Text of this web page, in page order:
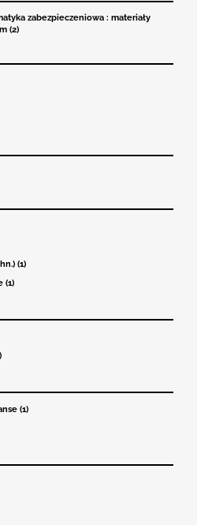
zabezpieczeniowa : materiały
(2)
(1)
(1)
(1)